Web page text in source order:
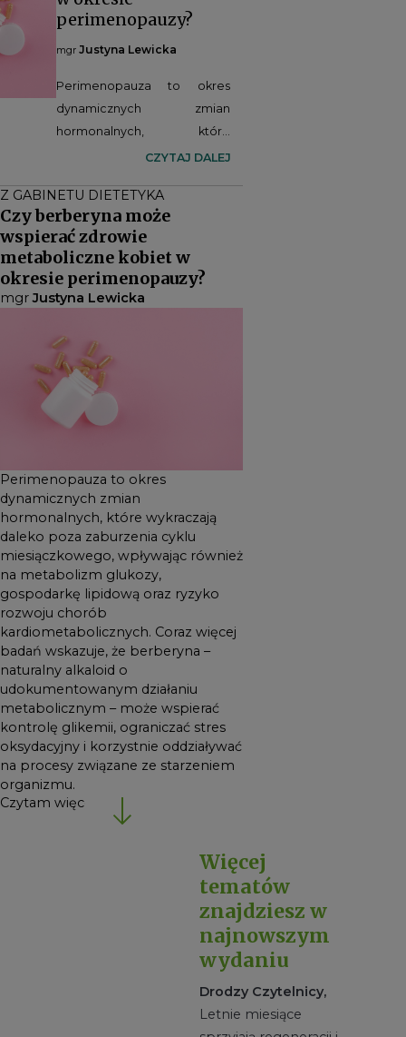
perimenopauzy?
mgr Justyna Lewicka
Perimenopauza to okres
dynamicznych zmian
hormonalnych, które
wykraczają daleko poza
miesiączkowego, wpływając
również na metabolizm
glukozy, gospodarkę lipidową
oraz ryzyko rozwoju chorób
kardiometabolicznych. Coraz
berberyna – naturalny
alkaloid o
udokumentowanym działaniu
metabolicznym – może
wspierać kontrolę glikemii,
i korzystnie oddziaływać na
procesy związane ze
starzeniem organizmu.
CZYTAJ DALEJ
Z GABINETU DIETETYKA
Czy berberyna może
wspierać zdrowie
metaboliczne kobiet w
okresie perimenopauzy?
mgrJustyna Lewicka
Perimenopauza to okres
dynamicznych zmian
hormonalnych, które wykraczają
daleko poza zaburzenia cyklu
miesiączkowego, wpływając również
na metabolizm glukozy,
gospodarkę lipidową oraz ryzyko
rozwoju chorób
kardiometabolicznych. Coraz więcej
badań wskazuje, że berberyna –
naturalny alkaloid o
udokumentowanym działaniu
metabolicznym – może wspierać
kontrolę glikemii, ograniczać stres
oksydacyjny i korzystnie oddziaływać
na procesy związane ze starzeniem
organizmu.
Czytam więcej
Więcej
tematów
znajdziesz w
najnowszym
wydaniu
Drodzy Czytelnicy,
Letnie miesiące